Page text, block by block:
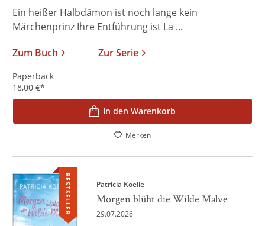
Ein heißer Halbdämon ist noch lange kein
Märchenprinz Ihre Entführung ist La ...
Zum Buch
Zur Serie
Paperback
18,00 €*
In den Warenkorb
Merken
BESTSELLER Patricia Koelle
Morgen blüht die Wilde Malve
29.07.2026